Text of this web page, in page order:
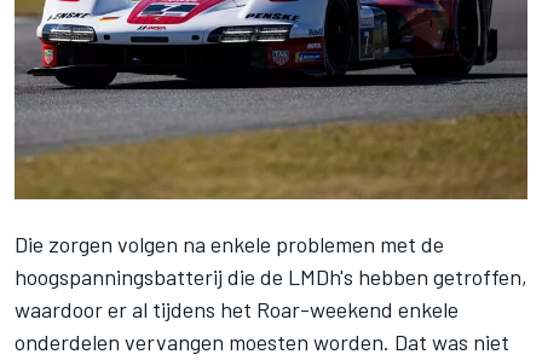
Die zorgen volgen na enkele problemen met de
hoogspanningsbatterij die de LMDh's hebben getroffen,
waardoor er al tijdens het Roar-weekend enkele
onderdelen vervangen moesten worden. Dat was niet